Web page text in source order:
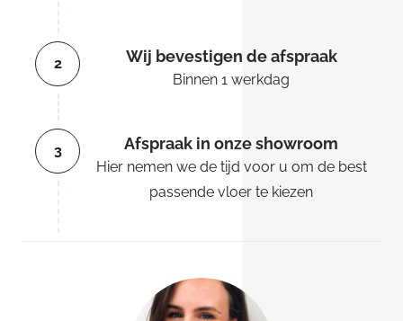
2 Wij bevestigen de afspraak
Binnen 1 werkdag
3 Afspraak in onze showroom
Hier nemen we de tijd voor u om de best
passende vloer te kiezen